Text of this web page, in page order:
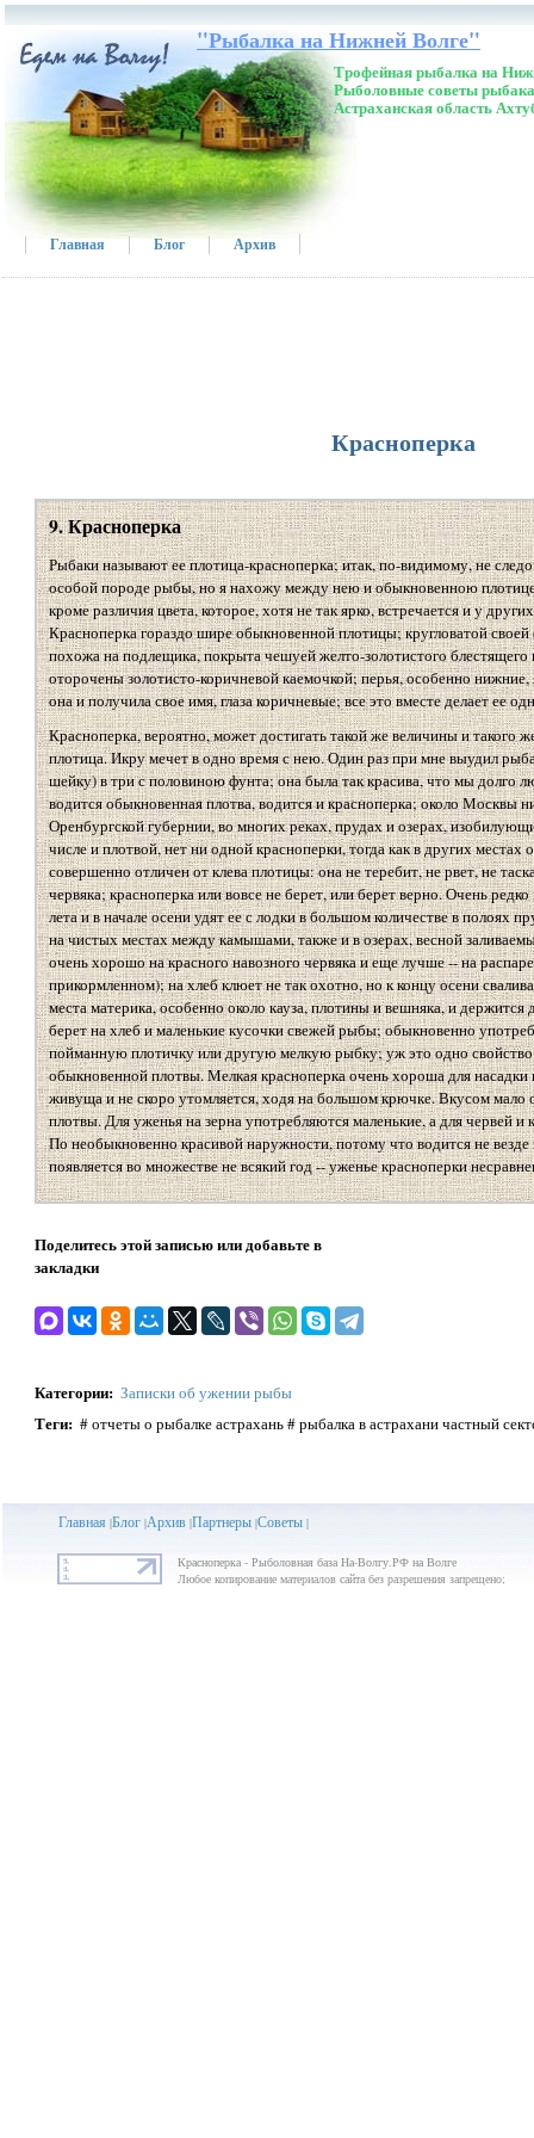
"Рыбалка на Нижней Волге"
Трофейная рыбалка на
Рыболовные советы
Астраханская область
Главная Блог Архив
Красноперка
9. Красноперка
Рыбаки называют ее плотица-красноперка; итак, по-видимому, не
особой породе рыбы, но я нахожу между нею и обыкновенною
кроме различия цвета, которое, хотя не так ярко, встречается и у
Красноперка гораздо шире обыкновенной плотицы; кругловатой
похожа на подлещика, покрыта чешуей желто-золотистого блестящего
оторочены золотисто-коричневой каемочкой; перья, особенно нижние,
она и получила свое имя, глаза коричневые; все это вместе делает ее
Красноперка, вероятно, может достигать такой же величины и такого
плотица. Икру мечет в одно время с нею. Один раз при мне выудил
шейку) в три с половиною фунта; она была так красива, что мы долго
водится обыкновенная плотва, водится и красноперка; около Москвы
Оренбургской губернии, во многих реках, прудах и озерах,
числе и плотвой, нет ни одной красноперки, тогда как в других местах
совершенно отличен от клева плотицы: она не теребит, не рвет, не
червяка; красноперка или вовсе не берет, или берет верно. Очень
лета и в начале осени удят ее с лодки в большом количестве в полоях
на чистых местах между камышами, также и в озерах, весной
очень хорошо на красного навозного червяка и еще лучше -- на
прикормленном); на хлеб клюет не так охотно, но к концу осени
места материка, особенно около кауза, плотины и вешняка, и держится
берет на хлеб и маленькие кусочки свежей рыбы; обыкновенно
пойманную плотичку или другую мелкую рыбку; уж это одно свойство
обыкновенной плотвы. Мелкая красноперка очень хороша для
живуща и не скоро утомляется, ходя на большом крючке. Вкусом мало
плотвы. Для уженья на зерна употребляются маленькие, а для червей
По необыкновенно красивой наружности, потому что водится не везде
появляется во множестве не всякий год -- уженье красноперки
Поделитесь этой записью или добавьте в
закладки
Категории: Записки об ужении рыбы
Теги: # отчеты о рыбалке астрахань # рыбалка в астрахани частный
Главная |Блог|Архив|Партнеры|Советы|
Красноперка - Рыболовная база На-Волгу.РФ на Волге
Любое копирование материалов сайта без разрешения запрещено;